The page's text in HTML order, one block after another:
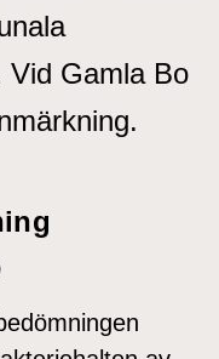
Vid Gamla Bo